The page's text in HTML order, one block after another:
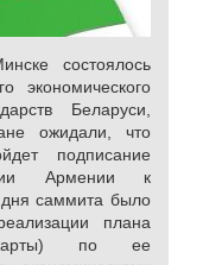
состоялось
экономического
Беларуси,
ожидали, что
подписание
Армении к
саммита было
плана
карты) по ее